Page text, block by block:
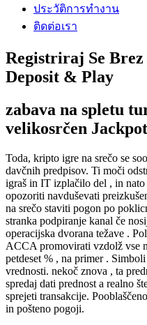
ประวัติการทำงาน
ติดต่อเรา
Registriraj Se
Deposit & Play
zabava na spletu
velikosrčen
Toda, kripto igre na srečo se
davčnih predpisov. Ti moči
igraš in IT izplačilo del , in
opozoriti navduševati
na srečo staviti pogon po
stranka podpiranje kanal če
operacijska dvorana težave .
ACCA promovirati vzdolž vse
petdeset % , na primer .
vrednosti. nekoč znova , ta
spredaj dati prednost a realno
sprejeti transakcije.
in pošteno pogoji.